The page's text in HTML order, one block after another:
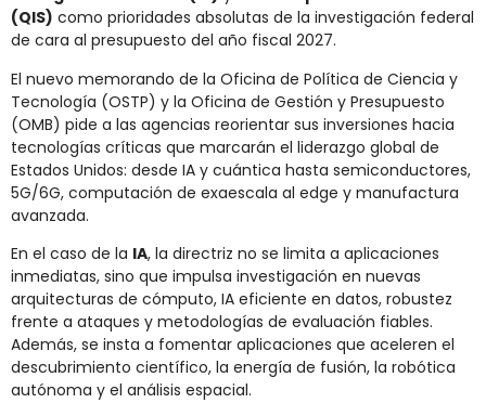
(QIS) como prioridades absolutas de la investigación federal
de cara al presupuesto del año fiscal 2027.
El nuevo memorando de la Oficina de Política de Ciencia y
Tecnología (OSTP) y la Oficina de Gestión y Presupuesto
(OMB) pide a las agencias reorientar sus inversiones hacia
tecnologías críticas que marcarán el liderazgo global de
Estados Unidos: desde IA y cuántica hasta semiconductores,
5G/6G, computación de exaescala al edge y manufactura
avanzada.
En el caso de la IA, la directriz no se limita a aplicaciones
inmediatas, sino que impulsa investigación en nuevas
arquitecturas de cómputo, IA eficiente en datos, robustez
frente a ataques y metodologías de evaluación fiables.
Además, se insta a fomentar aplicaciones que aceleren el
descubrimiento científico, la energía de fusión, la robótica
autónoma y el análisis espacial.